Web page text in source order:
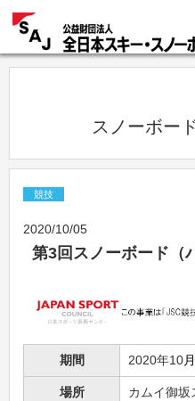
ス
競技
2020/10/05
第3回スノーボード（
期間 2020年10
場所 カムイ御坂